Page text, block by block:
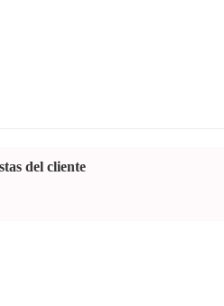
del cliente